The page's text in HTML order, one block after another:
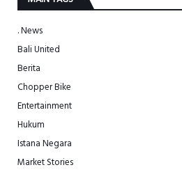
. News
Bali United
Berita
Chopper Bike
Entertainment
Hukum
Istana Negara
Market Stories